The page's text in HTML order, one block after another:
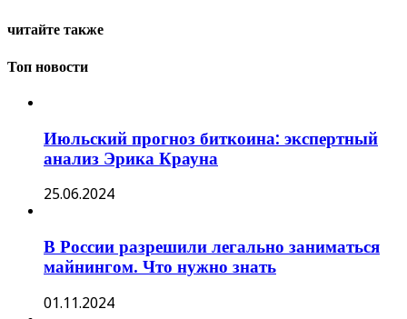
читайте также
Топ новости
Июльский прогноз биткоина: экспертный
анализ Эрика Крауна
25.06.2024
В России разрешили легально заниматься
майнингом. Что нужно знать
01.11.2024